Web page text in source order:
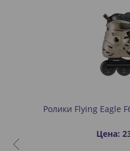
Ролики Flying Eagle
Цена: